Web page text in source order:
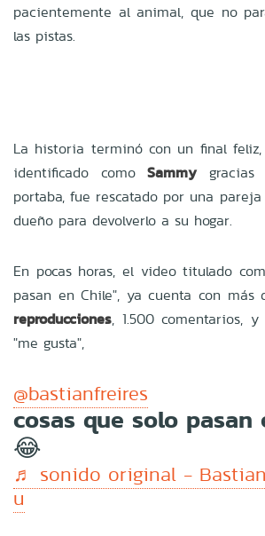
pacientemente al animal, que no
las pistas.
La historia terminó con un final
identificado comoSammygracias
portaba, fue rescatado por una
dueño para devolverlo a su hogar.
En pocas horas, el video titulado
pasan en Chile", ya cuenta con más
reproducciones, 1.500 comentarios,
"me gusta",
@bastianfreires
cosas que solo pasan
😂
♬ sonido original - Bastian
u